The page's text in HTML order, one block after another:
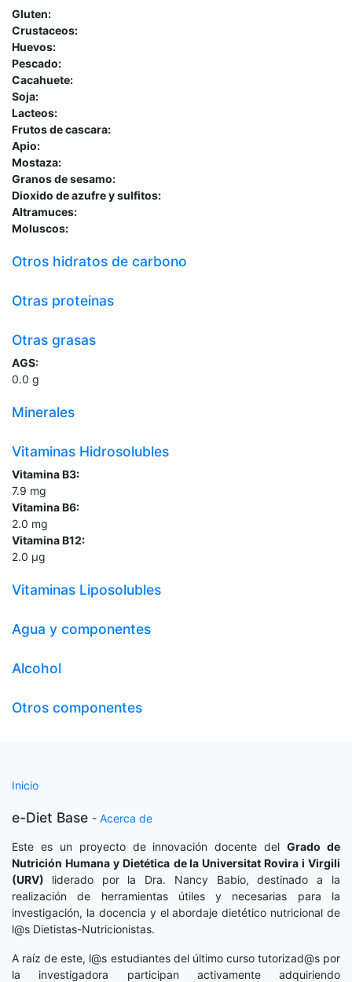
Gluten:
Crustaceos:
Huevos:
Pescado:
Cacahuete:
Soja:
Lacteos:
Frutos de cascara:
Apio:
Mostaza:
Granos de sesamo:
Dioxido de azufre y sulfitos:
Altramuces:
Moluscos:
Otros hidratos de carbono
Otras proteinas
Otras grasas
AGS:
0.0 g
Minerales
Vitaminas Hidrosolubles
Vitamina B3:
7.9 mg
Vitamina B6:
2.0 mg
Vitamina B12:
2.0 µg
Vitaminas Liposolubles
Agua y componentes
Alcohol
Otros componentes
Inicio
e-Diet Base - Acerca de
Este es un proyecto de innovación docente delGrado de
Nutrición Humana y Dietética de la Universitat Rovira i Virgili
(URV) liderado por la Dra. Nancy Babio, destinado a la
realización de herramientas útiles y necesarias para la
investigación, la docencia y el abordaje dietético nutricional de
l@s Dietistas-Nutricionistas.
A raíz de este, l@s estudiantes del último curso tutorizad@s por
la investigadora participan activamente adquiriendo